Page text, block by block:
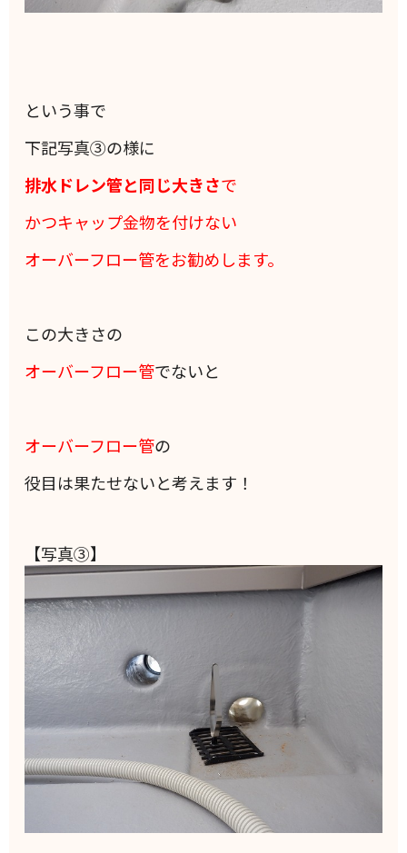
という事で
下記写真③の様に
排水ドレン管と同じ大きさで
かつキャップ金物を付けない
オーバーフロー管をお勧めします。
この大きさの
オーバーフロー管でないと
オーバーフロー管の
役目は果たせないと考えます！
【写真③】